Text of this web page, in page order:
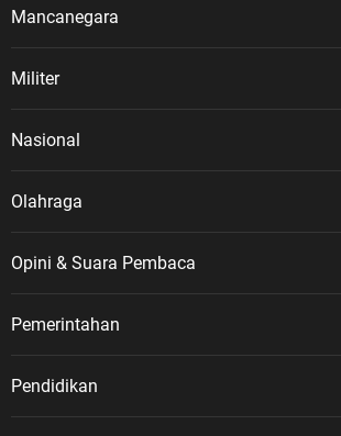
Mancanegara
Militer
Nasional
Olahraga
Opini & Suara Pembaca
Pemerintahan
Pendidikan